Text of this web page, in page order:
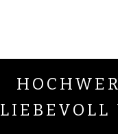
LIEBEVOLL